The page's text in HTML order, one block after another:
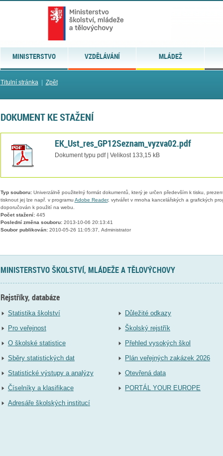
MINISTERSTVO VZDĚLÁVÁNÍ MLÁDEŽ
Titulní stránka| Zpět
DOKUMENT KE STAŽENÍ
EK_Ust_res_GP12Seznam_vyzva02.pdf
Dokument typu pdf | Velikost 133,15 kB
Typ souboru:Univerzálně použitelný formát dokumentů, který je určen především k tisku,
tisknout jej lze např. v programu Adobe Reader, vytvářet v mnoha kancelářských a grafických
doporučován k použití na webu.
Počet stažení:445
Poslední změna souboru:2013-10-06 20:13:41
Soubor publikován:2010-05-26 11:05:37, Administrator
MINISTERSTVO ŠKOLSTVÍ, MLÁDEŽE A TĚLOVÝCHOVY
Rejstříky, databáze
Statistika školství
Pro veřejnost
O školské statistice
Sběry statistických dat
Statistické výstupy a analýzy
Číselníky a klasifikace
Adresáře školských institucí
Důležité odkazy
Školský rejstřík
Přehled vysokých škol
Plán veřejných zakázek 2026
Otevřená data
PORTÁL YOUR EUROPE